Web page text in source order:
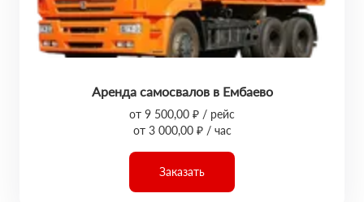
Аренда самосвалов в Ембаево
от 9 500,00 ₽ / рейс
от 3 000,00 ₽ / час
Заказать